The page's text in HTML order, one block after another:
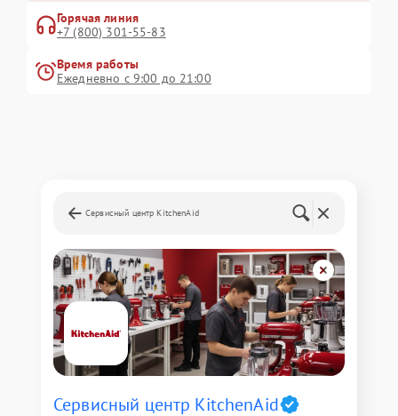
Горячая линия
+7 (800) 301-55-83
Время работы
Ежедневно с 9:00 до 21:00
Сервисный центр KitchenAid
Сервисный центр KitchenAid